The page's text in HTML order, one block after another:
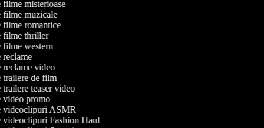
filme misterioase
filme muzicale
filme romantice
filme thriller
filme western
reclame
reclame video
trailere de film
trailere teaser video
video promo
videoclipuri ASMR
videoclipuri Fashion Haul